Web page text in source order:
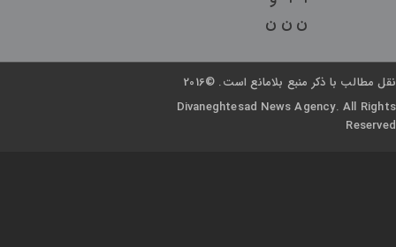
ن ن ن
نقل مطالب با ذکر منبع بلامانع است. ©2016
Divaneghtesad News Agency. All Rights
Reserved